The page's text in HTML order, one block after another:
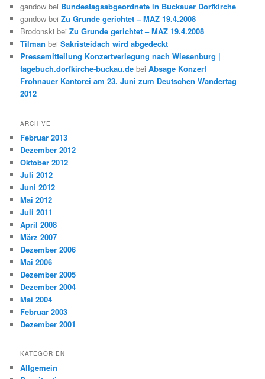
gandow bei Bundestagsabgeordnete in Buckauer Dorfkirche
gandow beiZu Grunde gerichtet – MAZ 19.4.2008
Brodonski beiZu Grunde gerichtet – MAZ 19.4.2008
Tilman beiSakristeidach wird abgedeckt
Pressemitteilung Konzertverlegung nach Wiesenburg |
tagebuch.dorfkirche-buckau.de beiAbsage Konzert
Frohnauer Kantorei am 23. Juni zum Deutschen Wandertag
2012
ARCHIVE
Februar 2013
Dezember 2012
Oktober 2012
Juli 2012
Juni 2012
Mai 2012
Juli 2011
April 2008
März 2007
Dezember 2006
Mai 2006
Dezember 2005
Dezember 2004
Mai 2004
Februar 2003
Dezember 2001
KATEGORIEN
Allgemein